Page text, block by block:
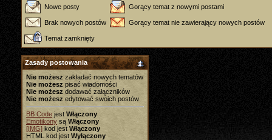
Nowe posty Gorący temat z nowymi postami
Brak nowych postów Gorący temat nie zawierający nowych postów
Temat zamknięty
Zasady postowania
Nie możesz zakładać nowych tematów
Nie możesz pisać wiadomości
Nie możesz dodawać załączników
Nie możesz edytować swoich postów
BB Code jest Włączony
Emotikony są Włączony
[IMG] kod jest Włączony
HTML kod jest Wyłączony